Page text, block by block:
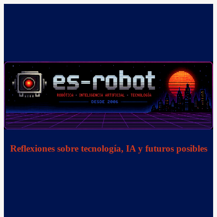
Reflexiones sobre tecnología, IA y futuros posibles